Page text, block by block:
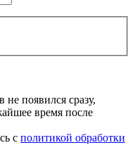
появился сразу,
время после
с политикой обработки